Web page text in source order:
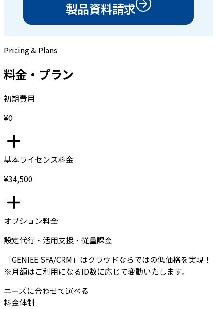
製品資料請求
Pricing & Plans
料金・プラン
初期費用
¥0
基本ライセンス料金
¥34,500
オプション料金
設定代行・活用支援・従量課金
「GENIEE SFA/CRM」はクラウドならではの低価格を実現！
※月額はご利用になるID数に応じて変動いたします。
ニーズに合わせて選べる
料金体制